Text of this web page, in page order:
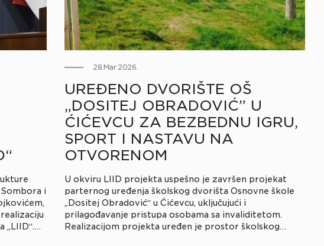
i
„LIID“.
28.Mar 2026.
UREĐENO DVORIŠTE OŠ
„DOSITEJ OBRADOVIĆ” U
ĆIĆEVCU ZA BEZBEDNU IGRU,
SPORT I NASTAVU NA
OTVORENOM
U okviru LIID projekta uspešno je završen projekat
parternog uređenja školskog dvorišta Osnovne škole
„Dositej Obradović“ u Ćićevcu, uključujući i
prilagođavanje pristupa osobama sa invaliditetom.
Realizacijom projekta uređen je prostor školskog